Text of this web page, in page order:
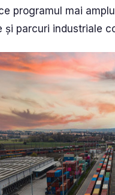
programul mai
și parcuri industriale